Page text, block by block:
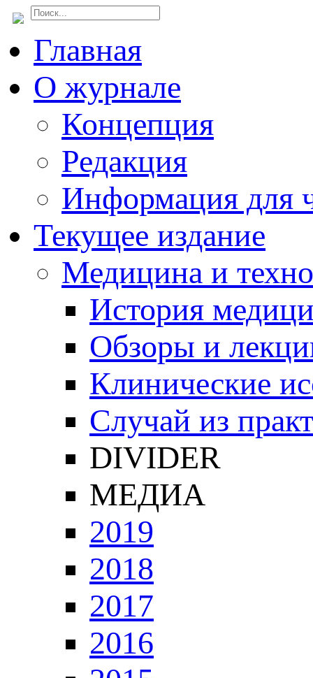
Главная
О журнале
Концепция
Редакция
Информация для
Текущее издание
Медицина и
История
Обзоры и
Клинические
Случай из
DIVIDER
МЕДИА
2019
2018
2017
2016